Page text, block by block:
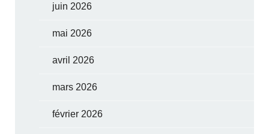
juin 2026
mai 2026
avril 2026
mars 2026
février 2026